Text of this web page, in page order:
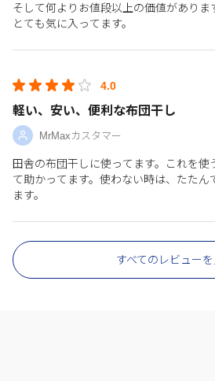
そして何よりお値段以上の価値がありま
とても気に入ってます。
4.0
軽い、安い、便利な布団干し
MrMaxカスタマー
田舎の布団干しに使ってます。これを使
て助かってます。使わない時は、たたん
ます。
すべてのレビューを